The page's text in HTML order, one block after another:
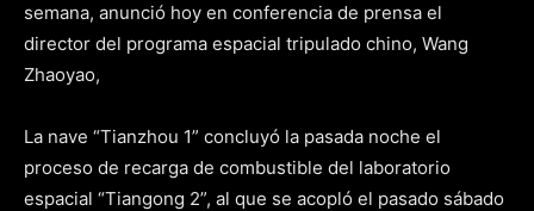
semana, anunció hoy en conferencia de prensa el
director del programa espacial tripulado chino, Wang
Zhaoyao,
La nave “Tianzhou 1” concluyó la pasada noche el
proceso de recarga de combustible del laboratorio
espacial “Tiangong 2”, al que se acopló el pasado sábado